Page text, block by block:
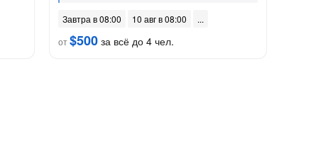
Завтра в 08:00
10 авг в 08:00
от$500 за всё до 4 чел.